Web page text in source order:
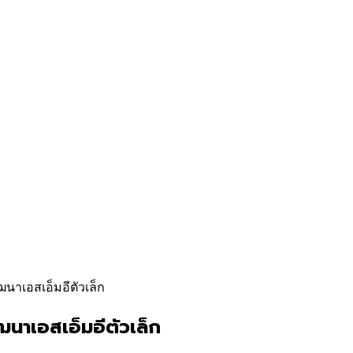
าเอสเอ็มอีตัวเล็ก
าเอสเอ็มอีตัวเล็ก